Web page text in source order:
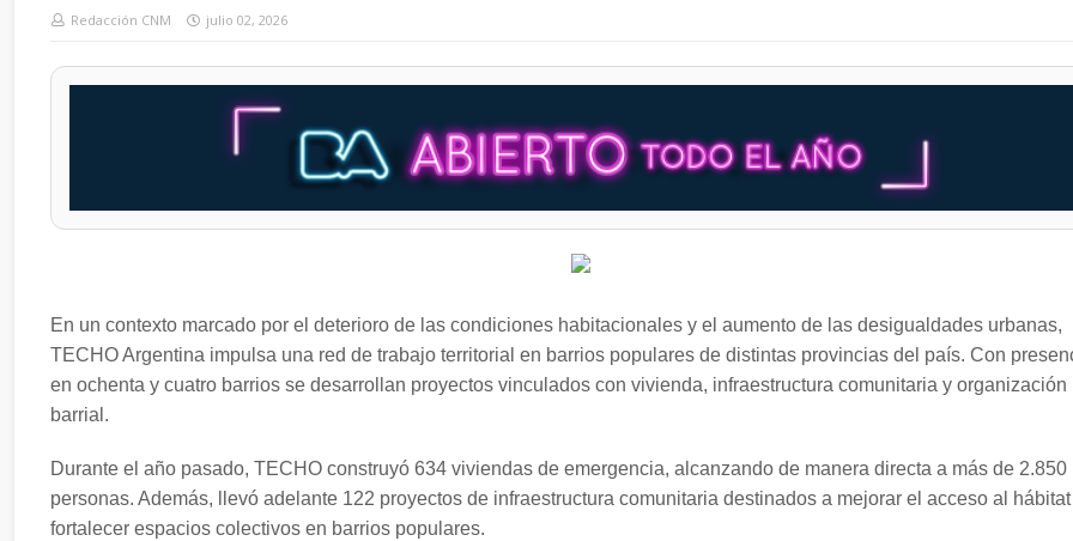
Redacción CNM julio 02, 2026
En un contexto marcado por el deterioro de las condiciones habitacionales y el aumento de las desigualdades urbanas,
TECHO Argentina impulsa una red de trabajo territorial en barrios populares de distintas provincias del país. Con
en ochenta y cuatro barrios se desarrollan proyectos vinculados con vivienda, infraestructura comunitaria y organización
barrial.
Durante el año pasado, TECHO construyó 634 viviendas de emergencia, alcanzando de manera directa a más de 2.850
personas. Además, llevó adelante 122 proyectos de infraestructura comunitaria destinados a mejorar el acceso al
fortalecer espacios colectivos en barrios populares.